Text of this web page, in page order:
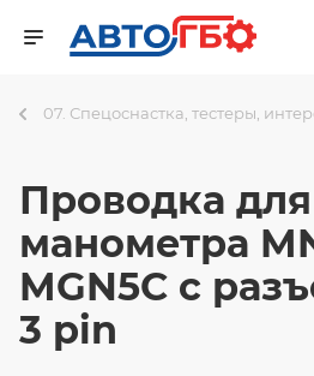
07. Спецоснастка, тестеры,
Проводка для
манометра
MGN5C с
3 pin